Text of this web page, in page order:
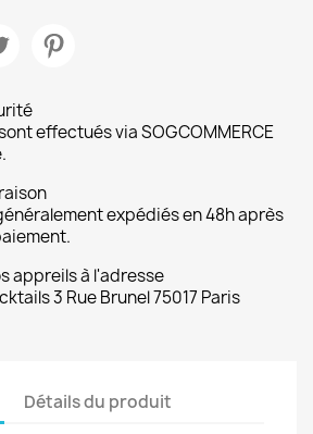
effectués via SOGCOMMERCE
expédiés en 48h après
appreils à l'adresse
3 Rue Brunel 75017 Paris
Détails du produit